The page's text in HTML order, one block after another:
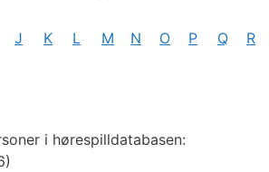
J K L M N O P Q R
i hørespilldatabasen: